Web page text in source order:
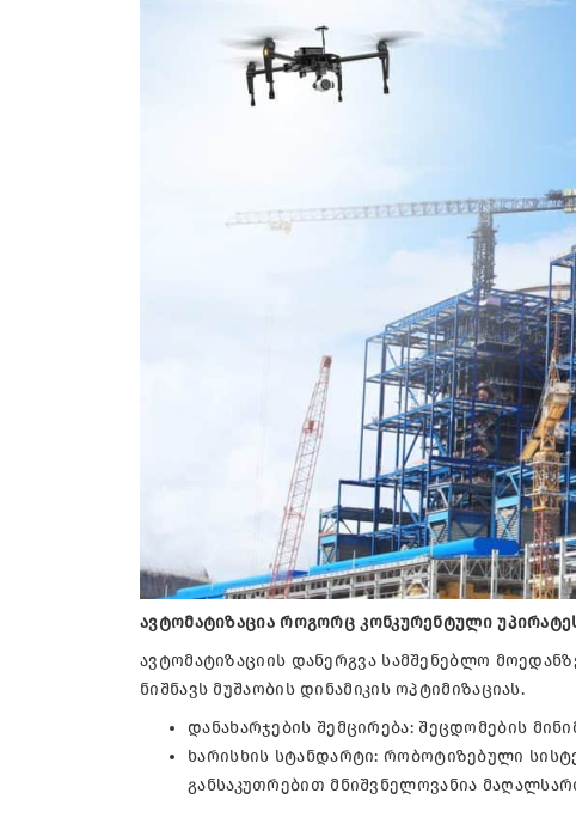
ავტომატიზაცია როგორც კონკურენტული
ავტომატიზაციის დანერგვა სამშენებლო
ნიშნავს მუშაობის დინამიკის ოპტიმიზაციას.
დანახარჯების შემცირება: შეცდომების
ხარისხის სტანდარტი: რობოტიზებული
განსაკუთრებით მნიშვნელოვანია